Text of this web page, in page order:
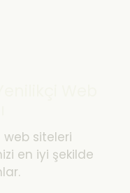
web siteleri
en iyi şekilde